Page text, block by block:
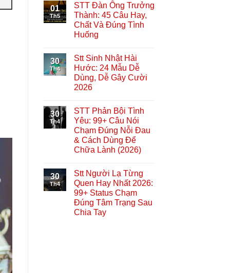
01
Th5
STT Đàn Ông Trưởng
Thành: 45 Câu Hay,
Chất Và Đúng Tình
Huống
30
Th4
Stt Sinh Nhật Hài
Hước: 24 Mẫu Dễ
Dùng, Dễ Gây Cười
2026
30
Th4
STT Phản Bội Tình
Yêu: 99+ Câu Nói
Chạm Đúng Nỗi Đau
& Cách Dùng Để
Chữa Lành (2026)
30
Th4
Stt Người Lạ Từng
Quen Hay Nhất 2026:
99+ Status Chạm
Đúng Tâm Trạng Sau
Chia Tay